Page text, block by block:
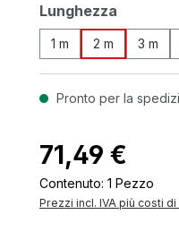
Seleziona
Lunghezza
1 m 2 m 3 m
Pronto per la
71,49 €
Contenuto: 1 Pezzo
Prezzi incl. IVA più costi